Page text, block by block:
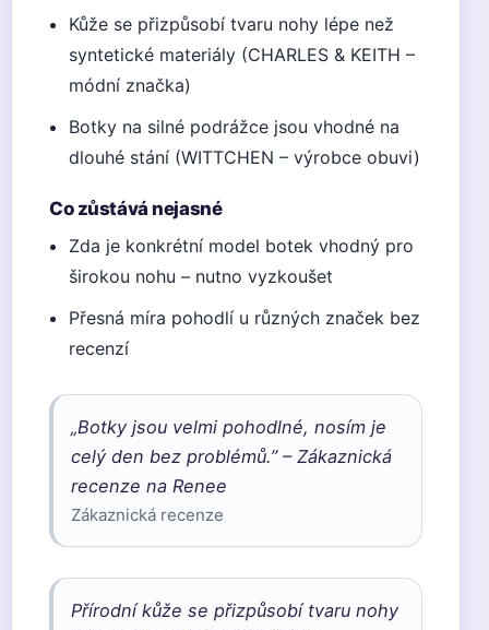
Kůže se přizpůsobí tvaru nohy lépe než
syntetické materiály (CHARLES & KEITH –
módní značka)
Botky na silné podrážce jsou vhodné na
dlouhé stání (WITTCHEN – výrobce obuvi)
Co zůstává nejasné
Zda je konkrétní model botek vhodný pro
širokou nohu – nutno vyzkoušet
Přesná míra pohodlí u různých značek bez
recenzí
„Botky jsou velmi pohodlné, nosím je
celý den bez problémů.” – Zákaznická
recenze na Renee
Zákaznická recenze
Přírodní kůže se přizpůsobí tvaru nohy